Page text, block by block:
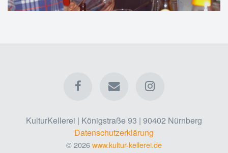
KulturKellerei | Königstraße 93 | 90402 Nürnberg
Datenschutzerklärung
© 2026www.kultur-kellerei.de